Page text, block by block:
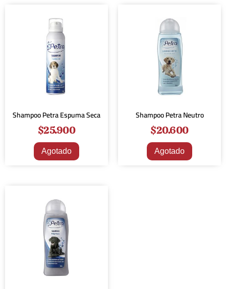
Shampoo Petra Espuma Seca
$25.900
Agotado
Shampoo Petra Neutro
$20.600
Agotado